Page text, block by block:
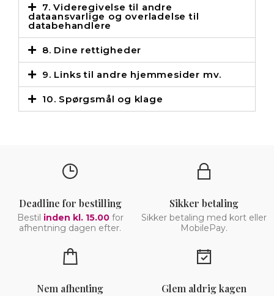
7. Videregivelse til andre
dataansvarlige og overladelse til
databehandlere
8. Dine rettigheder
9. Links til andre hjemmesider mv.
10. Spørgsmål og klage
Deadline for bestilling
Bestil inden kl. 15.00for
afhentning dagen efter.
Sikker betaling
Sikker betaling med kort eller
MobilePay.
Nem afhenting Glem aldrig kagen